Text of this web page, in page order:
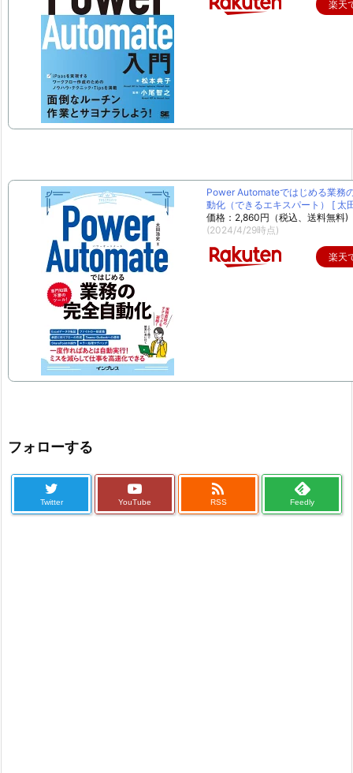
楽天
Power Automateではじめる業務
動化（できるエキスパート） [ 太
価格：2,860円（税込、送料無料)
(2024/4/29時点)
楽天
フォローする
Twitter YouTube

RSS Feedly